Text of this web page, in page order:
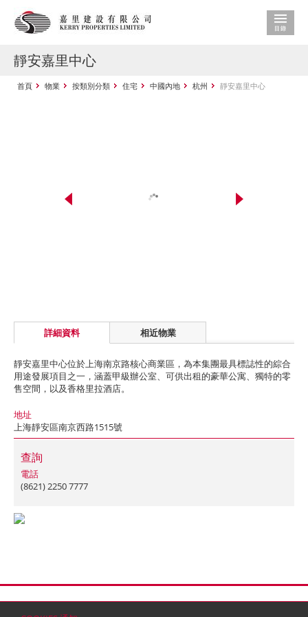
靜安嘉里中心
首頁 物業 按類別分類 住宅 中國內地 杭州 靜安嘉里中心
詳細資料 相近物業
靜安嘉里中心位於上海南京路核心商業區，為本集團最具標誌性的綜合
用途發展項目之一，涵蓋甲級辦公室、可供出租的豪華公寓、獨特的零
售空間，以及香格里拉酒店。
地址
上海靜安區南京西路1515號
查詢
電話
(8621) 2250 7777